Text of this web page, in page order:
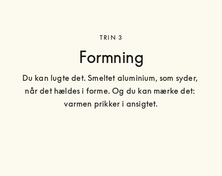
TRIN 3
Formning
Du kan lugte det. Smeltet aluminium, som syder,
når det hældes i forme. Og du kan mærke det:
varmen prikker i ansigtet.